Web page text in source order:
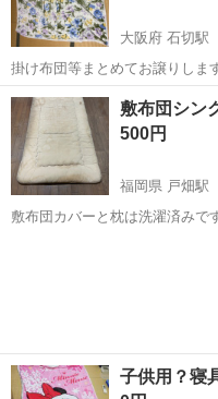
大阪府 石切駅
掛け布団等まとめてお譲りしま
枚目･･･敷シーツ 2枚目･･･掛布
目･･･掛布団 落ちない汚れや破れ等ございますので、ジャンク品とし
ています。
大阪 東大阪市 石切駅
敷布団シン
500円
福岡県 戸畑駅
敷布団カバーと枕は洗濯済みで
子供用？寝